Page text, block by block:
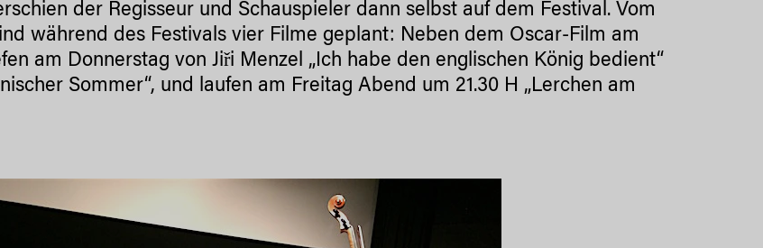
der Regisseur und Schauspieler dann selbst auf dem Festival. Vom
während des Festivals vier Filme geplant: Neben dem Oscar-Film am
am Donnerstag von Jiři Menzel „Ich habe den englischen König bedient“
Sommer“, und laufen am Freitag Abend um 21.30 H „Lerchen am